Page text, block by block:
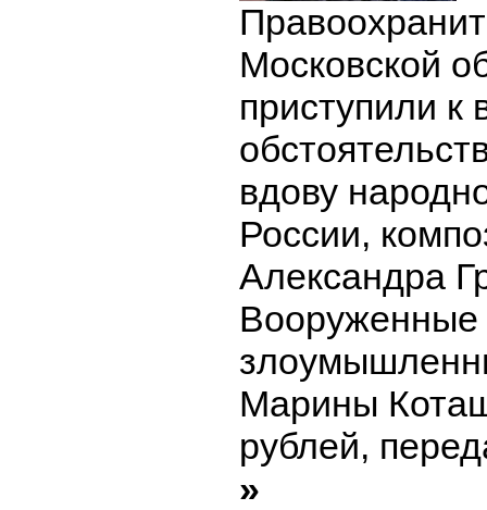
Московской
приступили к
вдову
России,
Александра
Вооруженные
Марины
рублей,
»